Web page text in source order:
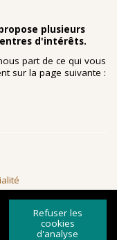
plusieurs
d'intérêts.
part de ce qui vous
sur la page suivante :
vente
Refuser les
cookies
d'analyse